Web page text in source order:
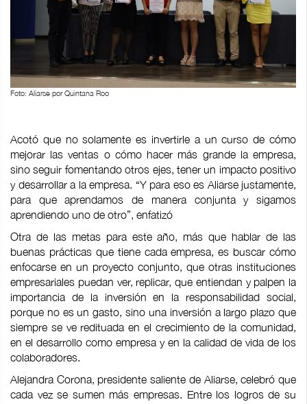
Foto: Aliarse por Quintana Roo
Acotó que no solamente es invertirle a un curso de cómo
mejorar las ventas o cómo hacer más grande la empresa,
sino seguir fomentando otros ejes, tener un impacto positivo
y desarrollar a la empresa. “Y para eso es Aliarse justamente,
para que aprendamos de manera conjunta y sigamos
aprendiendo uno de otro”, enfatizó
Otra de las metas para este año, más que hablar de las
buenas prácticas que tiene cada empresa, es buscar cómo
enfocarse en un proyecto conjunto, que otras instituciones
empresariales puedan ver, replicar, que entiendan y palpen la
importancia de la inversión en la responsabilidad social,
porque no es un gasto, sino una inversión a largo plazo que
siempre se ve redituada en el crecimiento de la comunidad,
en el desarrollo como empresa y en la calidad de vida de los
colaboradores.
Alejandra Corona, presidente saliente de Aliarse, celebró que
cada vez se sumen más empresas. Entre los logros de su